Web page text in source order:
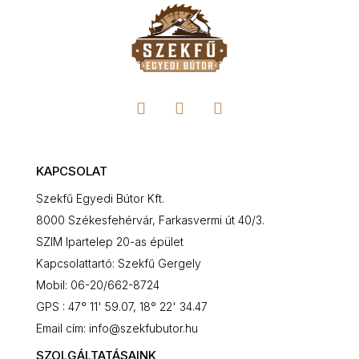
KAPCSOLAT
Szekfű Egyedi Bútor Kft.
8000 Székesfehérvár, Farkasvermi út 40/3.
SZIM Ipartelep 20-as épület
Kapcsolattartó: Szekfű Gergely
Mobil: 06-20/662-8724
GPS : 47° 11' 59.07, 18° 22' 34.47
Email cím: info@szekfubutor.hu
SZOLGÁLTATÁSAINK